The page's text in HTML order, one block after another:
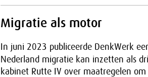
Migratie als motor
In juni 2023 publiceerde DenkWerk
Nederland migratie kan inzetten als
kabinet Rutte IV over maatregelen